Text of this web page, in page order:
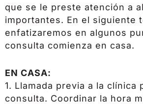
que se le preste atención a
importantes. En el siguiente
enfatizaremos en algunos
consulta comienza en casa.
EN CASA:
1. Llamada previa a la clínica
consulta. Coordinar la hora